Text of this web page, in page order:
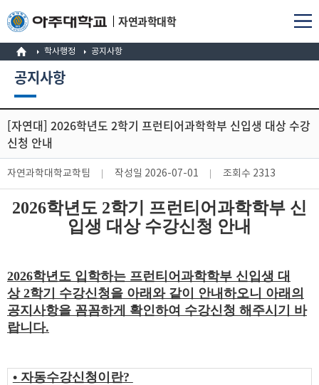
자연과학대학
학사행정 공지사항
공지사항
[자연대] 2026학년도 2학기 프런티어과학학부 신입생 대상 수강
신청 안내
자연과학대학교학팀 작성일 2026-07-01 조회수 2313
2026학년도 2학기 프런티어과학학부 신
입생 대상 수강신청 안내
2026학년도 입학하는 프런티어과학학부 신입생 대
상 2학기 수강신청을 아래와 같이 안내하오니 아래의
공지사항을 꼼꼼하게 확인하여 수강신청 해주시기 바
랍니다.
• 자동수강신청이란?